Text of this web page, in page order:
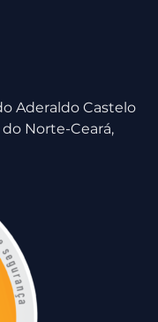
Aderaldo Castelo
do Norte-Ceará,